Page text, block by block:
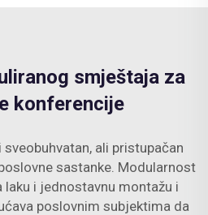
smještaja za
konferencije
ali pristupačan
sastanke. Modularnost
i jednostavnu montažu i
poslovnim subjektima da